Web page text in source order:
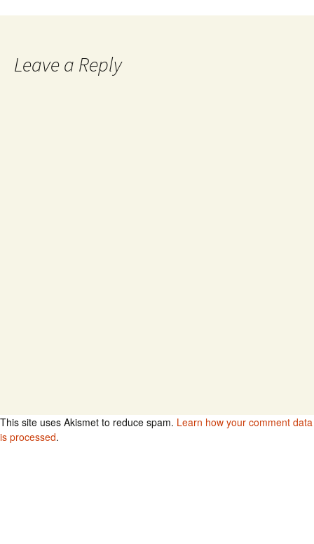
Leave a Reply
This site uses Akismet to reduce spam. Learn how your comment data
is processed.